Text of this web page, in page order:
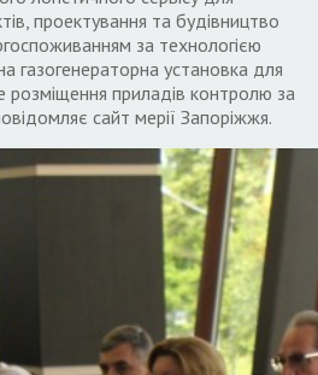
проектування та будівництво
за технологією
газогенераторна установка для
розміщення приладів контролю за
сайт мерії Запоріжжя.